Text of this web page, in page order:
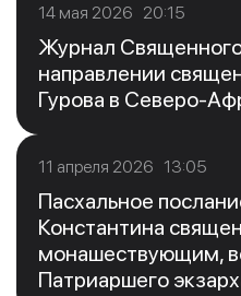
14 мая 2026 20:15
Журнал
направлении
Гурова в Северо-
11 апреля 2026 13:05
Пасхальное
Константина
монашествующим,
Патриаршего